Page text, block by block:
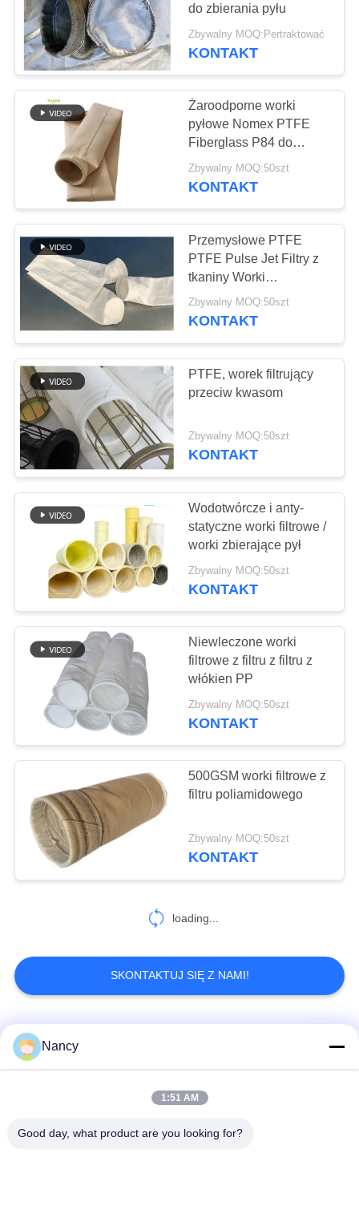
POPROSIĆ
O
WYCENĘ
SITEMAP
POLITYKA
PRYWATNOŚCI
do zbierania pyłu
Zbywalny MOQ:Pertraktować
KONTAKT
Żaroodporne worki
pyłowe Nomex PTFE
Fiberglass P84 do
kotłów przemysłowych
Zbywalny MOQ:50szt
KONTAKT
Przemysłowe PTFE
PTFE Pulse Jet Filtry z
tkaniny Worki
wodoodporne i
olejoodporne
Zbywalny MOQ:50szt
KONTAKT
PTFE, worek filtrujący
przeciw kwasom
Zbywalny MOQ:50szt
KONTAKT
Wodotwórcze i anty-
statyczne worki filtrowe /
worki zbierające pył
Zbywalny MOQ:50szt
KONTAKT
Niewleczone worki
filtrowe z filtru z filtru z
włókien PP
Zbywalny MOQ:50szt
KONTAKT
500GSM worki filtrowe z
filtru poliamidowego
Zbywalny MOQ:50szt
KONTAKT
loading...
SKONTAKTUJ SIĘ Z NAMI!
popularne kategorie
Worek z filtrem
Nancy
1:51 AM
Good day, what product are you looking for?